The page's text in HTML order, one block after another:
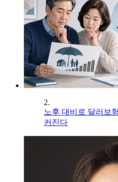
2.
노후 대비로 달러보
커진다